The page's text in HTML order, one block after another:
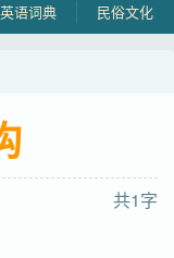
英语词典 民俗文化
共1字